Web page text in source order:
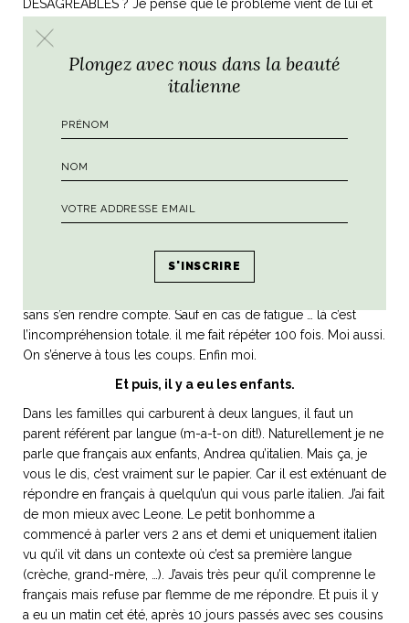
DESAGREABLES ? Je pense que le problème vient de lui et
tortionnaire (#sorrynotsorry). Mais en même temps je suis
persuadée qu’il a appris très vite parce que je ne lui ai pas fait
de lui dire. Pauvre chat ! En même temps 6 ans après, il fait
n’importe qui de n’importe quoi. MON OEUVRE. MA FIERTE.
boite où le candidat a écrit « français notion » sur le CV, il
s’éclate à piéger la personne ! À la maison maintenant, on
sans s’en rendre compte. Sauf en cas de fatigue … là c’est
l’incompréhension totale. il me fait répéter 100 fois. Moi aussi.
On s’énerve à tous les coups. Enfin moi.
Et puis, il y a eu les enfants.
Dans les familles qui carburent à deux langues, il faut un
parent référent par langue (m-a-t-on dit!). Naturellement je ne
parle que français aux enfants, Andrea qu’italien. Mais ça, je
vous le dis, c’est vraiment sur le papier. Car il est exténuant de
répondre en français à quelqu’un qui vous parle italien. J’ai fait
de mon mieux avec Leone. Le petit bonhomme a
commencé à parler vers 2 ans et demi et uniquement italien
vu qu’il vit dans un contexte où c’est sa première langue
(crèche, grand-mère, …). J’avais très peur qu’il comprenne le
français mais refuse par flemme de me répondre. Et puis il y
a eu un matin cet été, après 10 jours passés avec ses cousins
Plongez avec nous dans la beauté
italienne